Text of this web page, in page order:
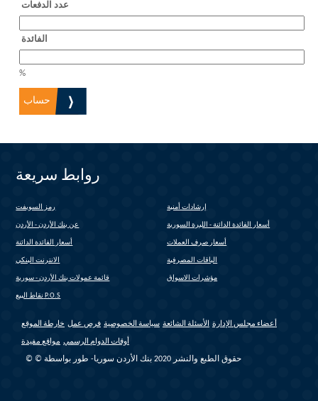
‏عدد الدفعات ‏
‏الفائدة ‏
%
روابط سريعة
رمز السويفت إرشادات أمنية
عن بنك الأردن - الأردن أسعار الفائدة الدائنة - الليرة السورية
أسعار الفائدة الدائنة أسعار صرف العملات
الانترنت البنكي الباقات المصرفية
قائمة عمولات بنك الأردن - سورية مؤشرات الاسواق
نقاط البيع P.O.S
خارطة الموقع فرص عمل سياسة الخصوصية الأسئلة الشائعة أعضاء مجلس الإدارة
مواقع مفيدة أوقات الدوام الرسمي
© © حقوق الطبع والنشر 2020 بنك الأردن سوريا- طور بواسطة